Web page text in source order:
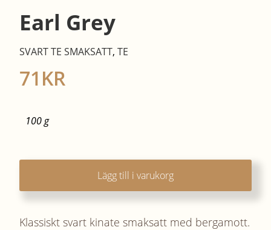
Earl Grey
SVART TE SMAKSATT, TE
71KR
100 g
Lägg till i varukorg
Klassiskt svart kinate smaksatt med bergamott.